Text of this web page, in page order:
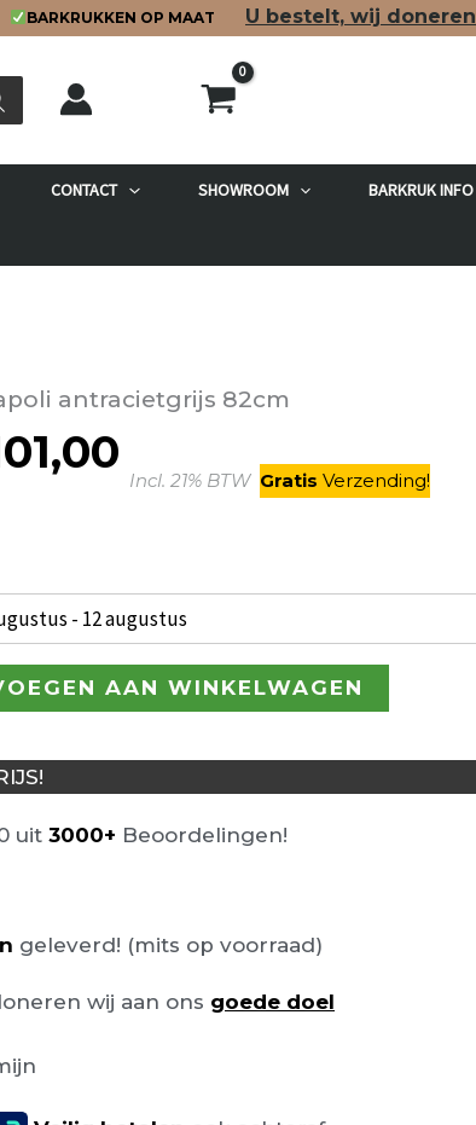
BARKRUKKEN OP MAAT U bestelt, wij doneren
CONTACT SHOWROOM BARKRUK INFO
antracietgrijs 82cm
Huidige
prijs
Incl. 21% BTW Gratis Verzending!
- 12 augustus
AAN WINKELWAGEN
uit 3000+ Beoordelingen!
geleverd! (mits op voorraad)
wij aan ons goede doel